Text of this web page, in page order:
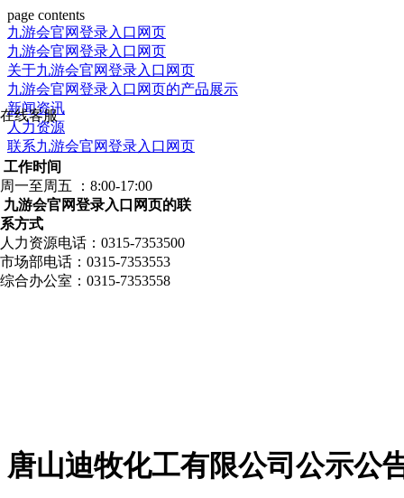
page contents
九游会官网登录入口网页
九游会官网登录入口网页
关于九游会官网登录入口网页
九游会官网登录入口网页的产品展示
新闻资讯
人力资源
联系九游会官网登录入口网页
唐山迪牧化工有限公司公示公
在线客服
工作时间
周一至周五 ：8:00-17:00
九游会官网登录入口网页的联
系方式
人力资源电话：0315-7353500
市场部电话：0315-7353553
综合办公室：0315-7353558